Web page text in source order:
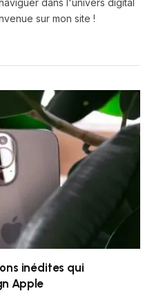
sur mon site !
inédites qui
Apple